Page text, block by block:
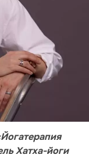
Хатха-йоги